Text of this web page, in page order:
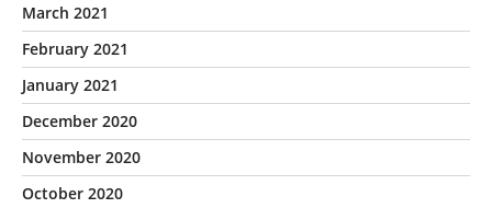
March 2021
February 2021
January 2021
December 2020
November 2020
October 2020